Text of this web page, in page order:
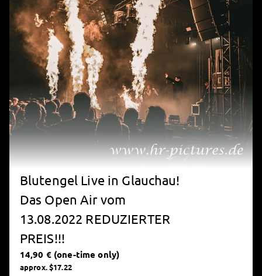
Blutengel Live in Glauchau!
Das Open Air vom
13.08.2022 REDUZIERTER
PREIS!!!
14,90 € (one-time only)
approx. $17.22